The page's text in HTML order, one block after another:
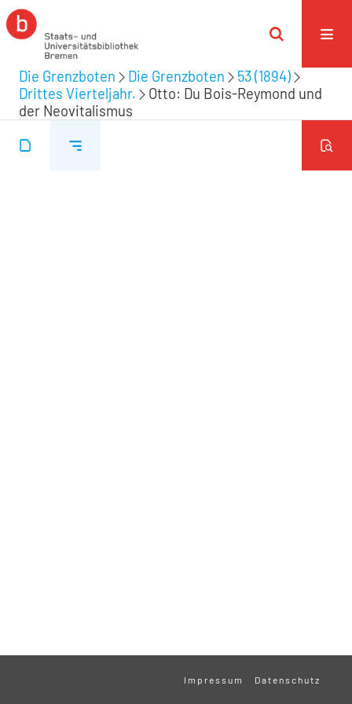
Die Grenzboten Die Grenzboten
53 (1894)
Drittes Vierteljahr.
Otto: Du Bois-Reymond und
der Neovitalismus
Impressum Datenschutz